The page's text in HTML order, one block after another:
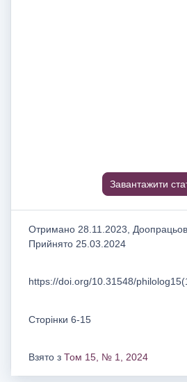
Завантажити
Отримано 28.11.2023,
Прийнято 25.03.2024
https://doi.org/10.31548/
Сторінки 6-15
Взято з Том 15, № 1, 2024